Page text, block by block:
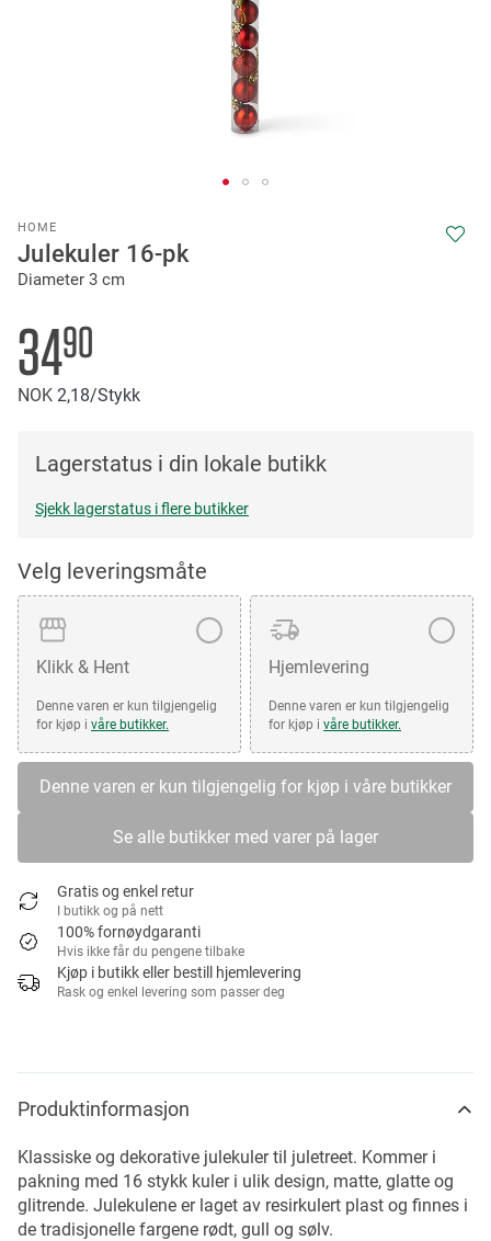
HOME
Julekuler 16-pk
Diameter 3 cm
3490
NOK 2 18/Stykk
Lagerstatus i din lokale butikk
Sjekk lagerstatus i flere butikker
Velg leveringsmåte
Klikk & Hent
Denne varen er kun tilgjengelig
for kjøp i våre butikker.
Hjemlevering
Denne varen er kun tilgjengelig
for kjøp i våre butikker.
Denne varen er kun tilgjengelig for kjøp i våre butikker
Se alle butikker med varer på lager
Gratis og enkel retur
I butikk og på nett
100% fornøydgaranti
Hvis ikke får du pengene tilbake
Kjøp i butikk eller bestill hjemlevering
Rask og enkel levering som passer deg
to
the
beginning
the
images
gallery
Produktinformasjon
Klassiske og dekorative julekuler til juletreet. Kommer i
pakning med 16 stykk kuler i ulik design, matte, glatte og
glitrende. Julekulene er laget av resirkulert plast og finnes i
de tradisjonelle fargene rødt, gull og sølv.